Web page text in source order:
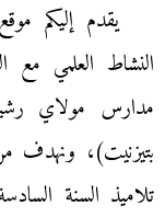
يقدم إليكم
النشاط العلمي مع
بتيزنيت)، ونهدف
تلاميذ السنة